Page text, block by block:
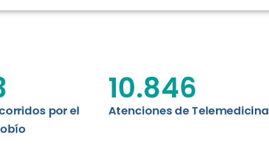
ABORDAJE CLÍNICO EN
I+D+I+E
los habitantes...
por el
Atenciones de Telemedicina
10.846